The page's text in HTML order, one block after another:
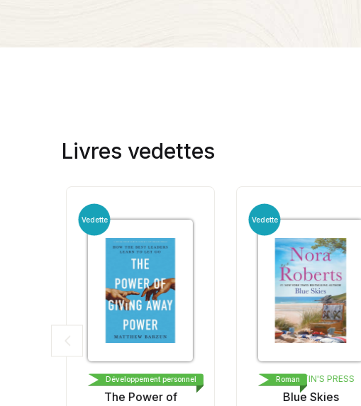
Livres vedettes
Vedette
OPTIMISM PRESS
The Power of
Développement personnel
Vedette
ST. MARTIN'S PRESS
Blue Skies
Roman